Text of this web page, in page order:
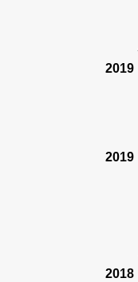
2019
2019
2018